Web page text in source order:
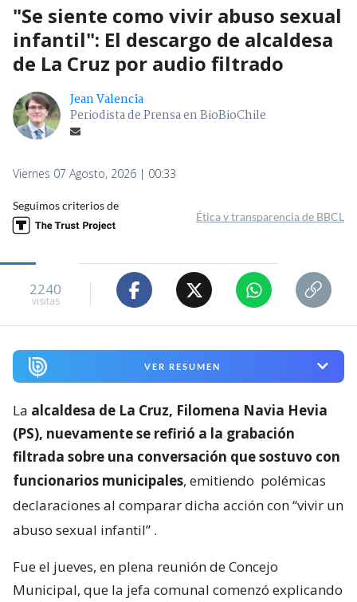
"Se siente como vivir abuso sexual
infantil": El descargo de alcaldesa
de La Cruz por audio filtrado
Jean Valencia
Periodista de Prensa en BioBioChile
Viernes 07 Agosto, 2026 | 00:33
Seguimos criterios de
Ética y transparencia de BBCL
2240
visitas
VER RESUMEN
La alcaldesa de La Cruz, Filomena Navia Hevia
(PS), nuevamente se refirió a la grabación
filtrada sobre una conversación que sostuvo con
funcionarios municipales, emitiendo polémicas
declaraciones al comparar dicha acción con “vivir un
abuso sexual infantil” .
Fue el jueves, en plena reunión de Concejo
Municipal, que la jefa comunal comenzó explicando